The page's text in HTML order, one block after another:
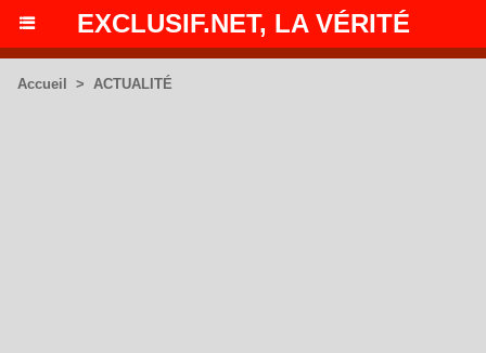
EXCLUSIF.NET, LA VÉRITÉ
Accueil > ACTUALITÉ